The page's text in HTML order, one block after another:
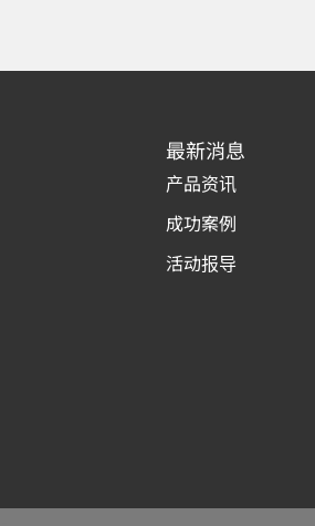
最新消息
产品资讯
成功案例
活动报导